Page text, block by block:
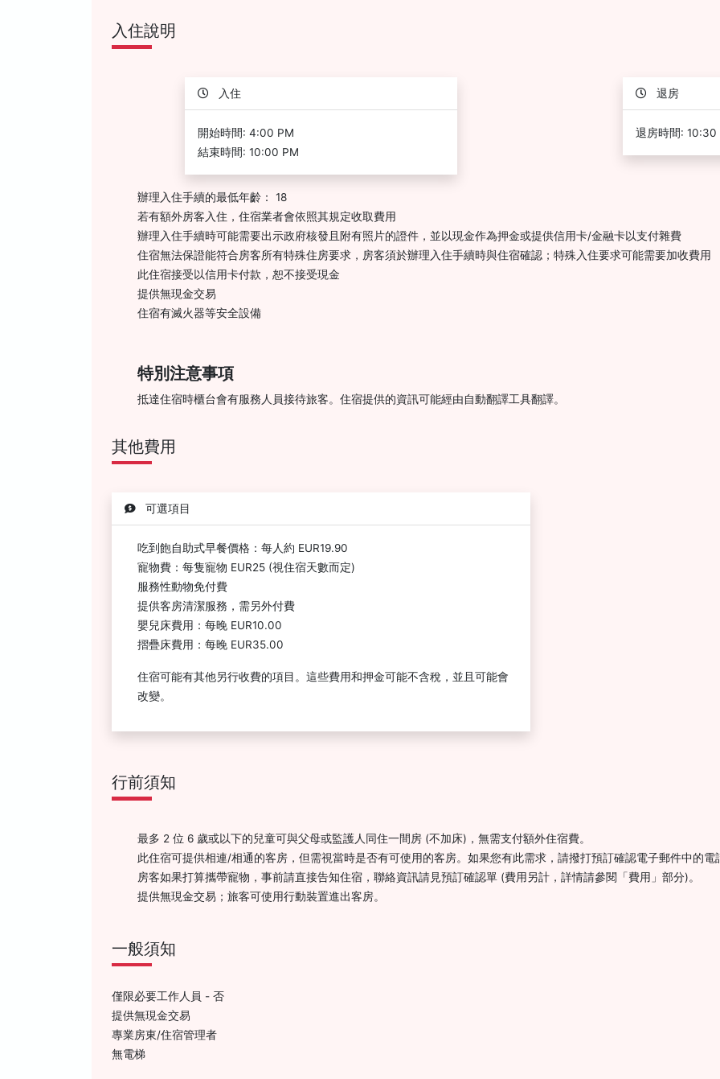
入住說明
入住
開始時間: 4:00 PM
結束時間: 10:00 PM
退房
退房時間: 10:30
辦理入住手續的最低年齡： 18
若有額外房客入住，住宿業者會依照其規定收取費用
辦理入住手續時可能需要出示政府核發且附有照片的證件，並以現金作為押金或提供信用卡/金融卡以支付雜費
住宿無法保證能符合房客所有特殊住房要求，房客須於辦理入住手續時與住宿確認；特殊入住要求可能需要加收費用
此住宿接受以信用卡付款，恕不接受現金
提供無現金交易
住宿有滅火器等安全設備
特別注意事項
抵達住宿時櫃台會有服務人員接待旅客。住宿提供的資訊可能經由自動翻譯工具翻譯。
其他費用
可選項目
吃到飽自助式早餐價格：每人約 EUR19.90
寵物費：每隻寵物 EUR25 (視住宿天數而定)
服務性動物免付費
提供客房清潔服務，需另外付費
嬰兒床費用：每晚 EUR10.00
摺疊床費用：每晚 EUR35.00
住宿可能有其他另行收費的項目。這些費用和押金可能不含稅，並且可能會
改變。
行前須知
最多 2 位 6 歲或以下的兒童可與父母或監護人同住一間房 (不加床)，無需支付額外住宿費。
此住宿可提供相連/相通的客房，但需視當時是否有可使用的客房。如果您有此需求，請撥打預訂確認電子郵件中的
房客如果打算攜帶寵物，事前請直接告知住宿，聯絡資訊請見預訂確認單 (費用另計，詳情請參閱「費用」部分)。
提供無現金交易；旅客可使用行動裝置進出客房。
一般須知
僅限必要工作人員 - 否
提供無現金交易
專業房東/住宿管理者
無電梯